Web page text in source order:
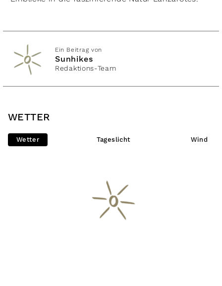
Ein Beitrag von
Sunhikes
Redaktions-Team
WETTER
Wetter Tageslicht Wind